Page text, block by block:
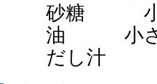
砂糖 小
油 小さ
だし汁